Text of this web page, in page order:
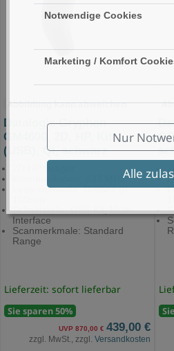
Notwendige Cookies
Marketing / Komfort
Nur
Alle
Abbildung kann abweichen
Datalogic Gryphon
GM4600, 2D, HP, Kit
(USB), Qi, schwarz
Kommunikation: 433 MHz
Lesereichweite: Distanz (0-
Schnittstelle: USB-Kit, Multi-
Interface
Scanmerkmale: Standard
Range
Lieferzeit: sofort lieferbar
Sie sparen 50%
UVP 870,00 € 439,00 €
zzgl. MwSt., zzgl. Versandkosten